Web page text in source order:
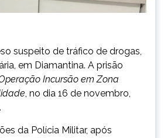
suspeito de tráfico de drogas,
em Diamantina. A prisão
Incursão em Zona
, no dia 16 de novembro,
da Polícia Militar, após